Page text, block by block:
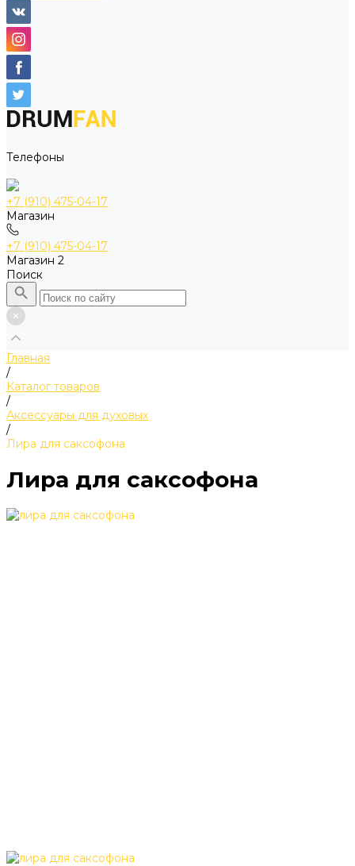
Телефоны
+7 (910) 475-04-17
Магазин
+7 (910) 475-04-17
Магазин 2
Поиск
Главная
/
Каталог товаров
/
Аксессуары для духовых
/
Лира для саксофона
Лира для саксофона